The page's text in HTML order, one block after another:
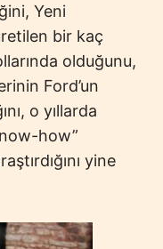
Yeni
bir kaç
olduğunu,
Ford’un
o yıllarda
how”
yine